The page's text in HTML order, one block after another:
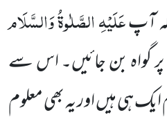
آپعَلَیْہِ الصَّلٰوۃُ وَالسَّلَام
گواہ بن جائیں۔ اس سے
ایک ہی ہیں اور یہ بھی معلوم